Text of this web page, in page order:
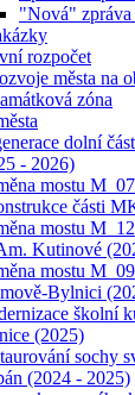
"Nová" zpráva
rozpočet
města na
zóna
dolní
- 2026)
mostu
části
mostu
Kutinové
mostu
Bylnici
školní
(2025)
sochy
(2024 - 2025)